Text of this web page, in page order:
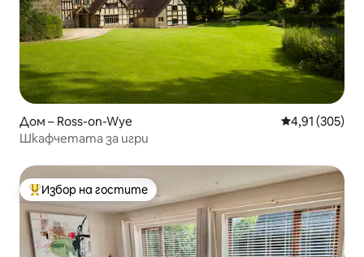
Дом – Ross-on-Wye Средна
4,91 (305)
Шкафчетата за игри
Най-популярен избор на гостите
Избор на гостите